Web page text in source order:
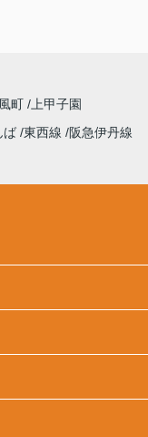
町
上甲子園
ば 東西線
阪急伊丹線